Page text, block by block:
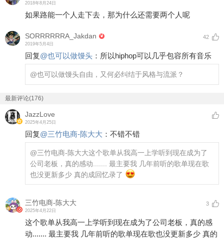
2018年8月24日
如果路能一个人走下去，那为什么还需要两个人呢
SORRRRRRA_Jakdan
2019年5月4日
42
回复@也可以做馒头 ： 所以hiphop可以几乎包容所有音乐
@也可以做馒头自由，又何必纠结于风格与流派？
最新评论(176)
JazzLove
2025年4月25日
回复@三竹电商-陈大大 ： 不错不错
@三竹电商-陈大大这个歌单从我高一上学听到现在成为了
公司老板，真的感动....... 最主要我 几年前听的歌单现在歌
也没更新多少 真的成回忆录了
三竹电商-陈大大
2025年4月22日
3
这个歌单从我高一上学听到现在成为了公司老板，真的感
动....... 最主要我 几年前听的歌单现在歌也没更新多少 真的